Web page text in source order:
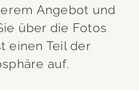
Angebot und
über die Fotos
einen Teil der
auf.